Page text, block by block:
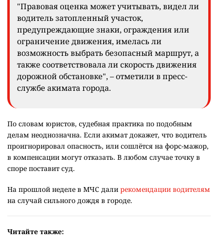
"Правовая оценка может учитывать, видел ли
водитель затопленный участок,
предупреждающие знаки, ограждения или
ограничение движения, имелась ли
возможность выбрать безопасный маршрут, а
также соответствовала ли скорость движения
дорожной обстановке", – отметили в пресс-
службе акимата города.
По словам юристов, судебная практика по подобным
делам неоднозначна. Если акимат докажет, что водитель
проигнорировал опасность, или сошлётся на форс-мажор,
в компенсации могут отказать. В любом случае точку в
споре поставит суд.
На прошлой неделе в МЧС дали рекомендации водителям
на случай сильного дождя в городе.
Читайте также: